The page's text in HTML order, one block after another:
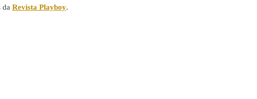
da Revista Playboy.